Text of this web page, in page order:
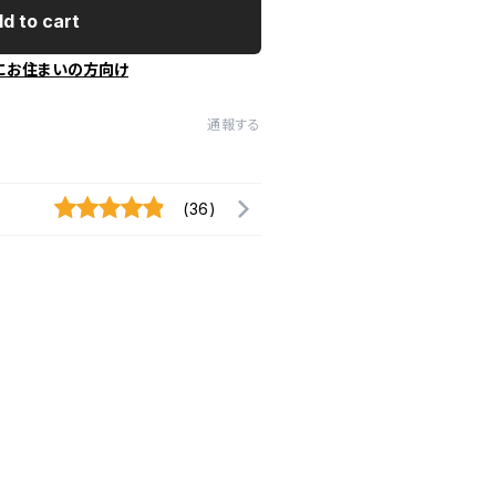
to cart
お住まいの方向け
通報する
(36)